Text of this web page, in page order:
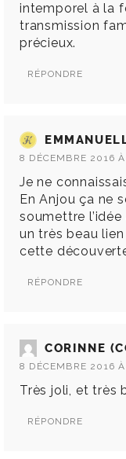
intemporel à la
transmission
précieux.
RÉPONDRE
8 DÉCEMBRE 2016 À
Je ne
En Anjou ça ne
soumettre
un très beau
cette
RÉPONDRE
CORINNE
8 DÉCEMBRE 2016
Très joli, et très
RÉPONDRE